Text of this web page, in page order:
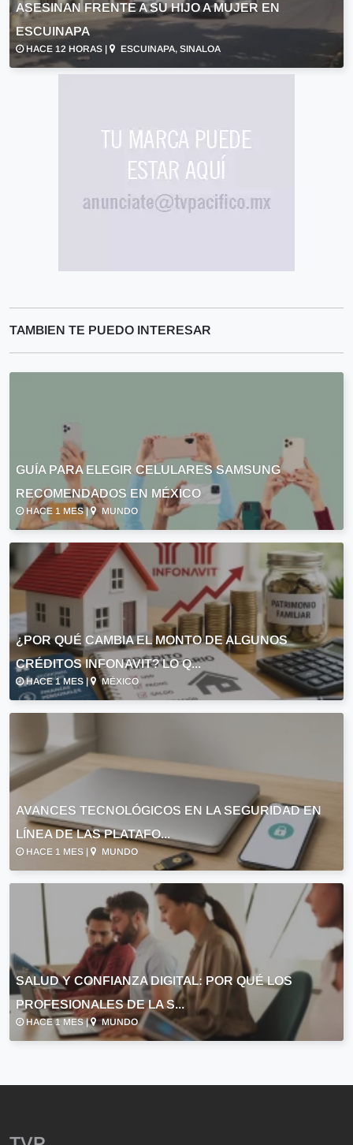
ASESINAN FRENTE A SU HIJO A MUJER EN
ESCUINAPA
HACE 12 HORAS | ESCUINAPA, SINALOA
TAMBIEN TE PUEDO INTERESAR
GUÍA PARA ELEGIR CELULARES SAMSUNG
RECOMENDADOS EN MÉXICO
HACE 1 MES | MUNDO
¿POR QUÉ CAMBIA EL MONTO DE ALGUNOS
CRÉDITOS INFONAVIT? LO Q...
HACE 1 MES | MÉXICO
AVANCES TECNOLÓGICOS EN LA SEGURIDAD EN
LÍNEA DE LAS PLATAFO...
HACE 1 MES | MUNDO
SALUD Y CONFIANZA DIGITAL: POR QUÉ LOS
PROFESIONALES DE LA S...
HACE 1 MES | MUNDO